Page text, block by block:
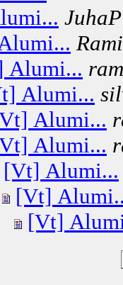
JuhaP
Rami
Alumi...
Alumi...
Alumi...
Alumi...
[Vt] Alumi...
[Vt]
[Vt]